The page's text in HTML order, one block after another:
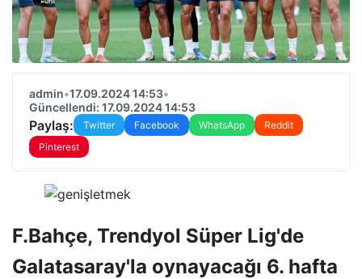
admin•17.09.2024 14:53•
Güncellendi: 17.09.2024 14:53
Paylaş: Twitter Facebook WhatsApp
Reddit
Pinterest
F.Bahçe, Trendyol Süper Lig'de
Galatasaray'la oynayacağı 6. hafta